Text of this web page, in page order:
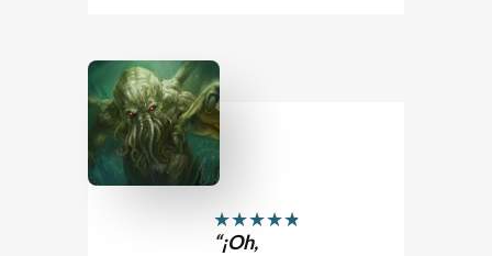
★★★★★
“¡Oh,